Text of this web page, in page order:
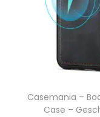
Casemania –
Case –